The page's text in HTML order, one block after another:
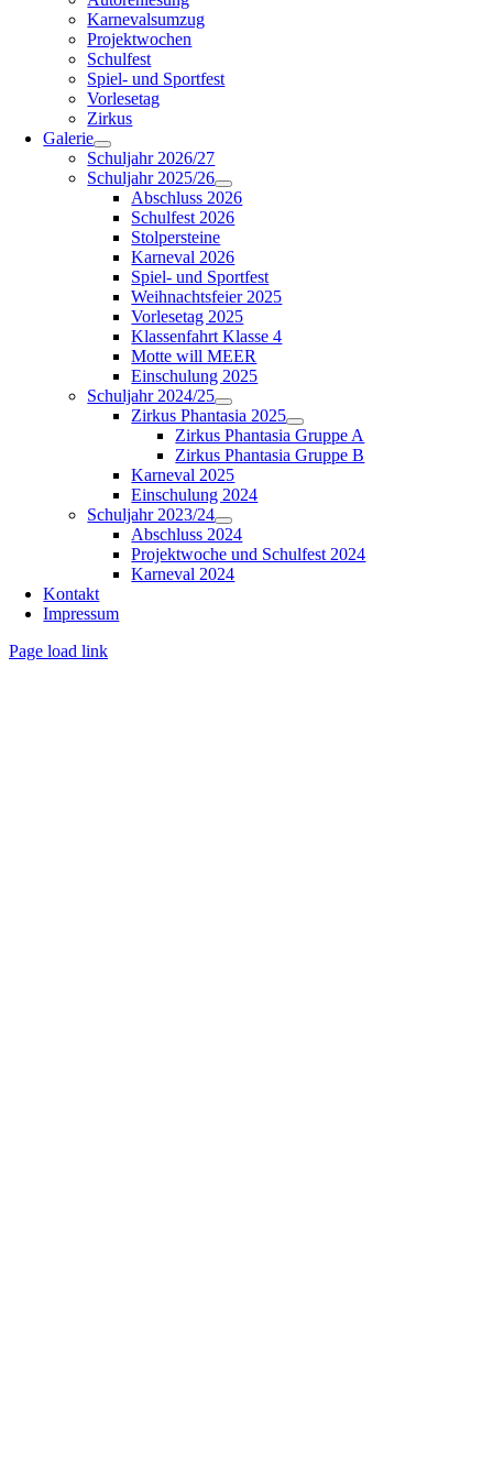
Karnevalsumzug
Projektwochen
Schulfest
Spiel- und Sportfest
Vorlesetag
Zirkus
Galerie
Schuljahr 2026/27
Schuljahr 2025/26
Abschluss 2026
Schulfest 2026
Stolpersteine
Karneval 2026
Spiel- und Sportfest
Weihnachtsfeier 2025
Vorlesetag 2025
Klassenfahrt Klasse 4
Motte will MEER
Einschulung 2025
Schuljahr 2024/25
Zirkus Phantasia 2025
Zirkus Phantasia Gruppe A
Zirkus Phantasia Gruppe B
Karneval 2025
Einschulung 2024
Schuljahr 2023/24
Abschluss 2024
Projektwoche und Schulfest 2024
Karneval 2024
Kontakt
Impressum
Page load link